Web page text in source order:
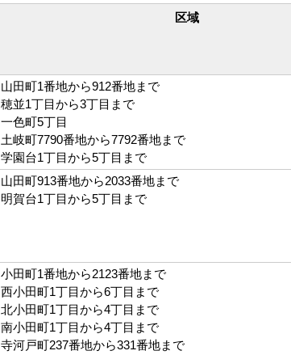
区域
山田町1番地から912番地まで
穂並1丁目から3丁目まで
一色町5丁目
土岐町7790番地から7792番地まで
学園台1丁目から5丁目まで
山田町913番地から2033番地まで
明賀台1丁目から5丁目まで
小田町1番地から2123番地まで
西小田町1丁目から6丁目まで
北小田町1丁目から4丁目まで
南小田町1丁目から4丁目まで
寺河戸町237番地から331番地まで